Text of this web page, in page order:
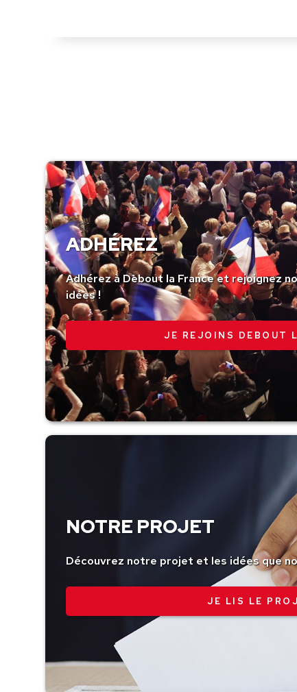
ADHÉREZ
Adhérez à Debout la France et rejoignez
idées !
JE REJOINS DEBOUT
NOTRE PROJET
Découvrez notre projet et les idées que
JE LIS LE